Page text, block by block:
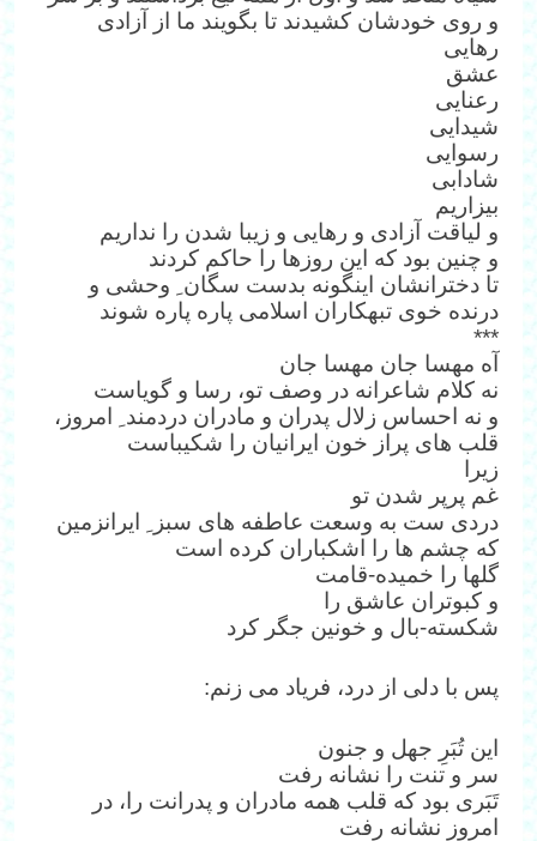
و روی خودشان کشیدند تا بگویند ما از آزادی
رهایی
عشق
رعنایی
شیدایی
رسوایی
شادابی
بیزاریم
و لیاقت آزادی و رهایی و زیبا شدن را نداریم
و چنین بود که این روزها را حاکم کردند
تا دخترانشان اینگونه بدست سگان ِ وحشی و
درنده خوی تبهکاران اسلامی پاره پاره شوند
***
آه مهسا جان مهسا جان
نه کلام شاعرانه در وصف تو، رسا و گویاست
و نه احساس زلال پدران و مادران دردمند ِ امروز،
قلب های پراز خون ایرانیان را شکیباست
زیرا
غم پرپر شدن تو
دردی ست به وسعت عاطفه های سبز ِ ایرانزمین
که چشم ها را اشکباران کرده است
گلها را خمیده-قامت
و کبوتران عاشق را
شکسته-بال و خونین جگر کرد
پس با دلی از درد، فریاد می زنم:
این تُبَرِ جهل و جنون
سر و تنت را نشانه رفت
تَبَری بود که قلب همه مادران و پدرانت را، در
امروز نشانه رفت